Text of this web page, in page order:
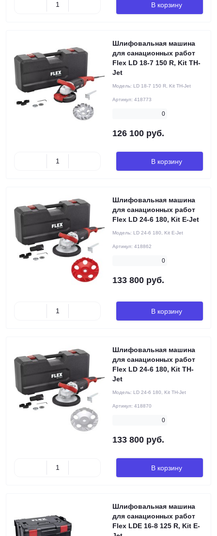
В корзину
Шлифовальная машина
для санационных работ
Flex LD 18-7 150 R, Kit TH-
Jet
Модель: LD 18-7 150 R, Kit TH-Jet
Артикул: 418773
0
126 100 руб.
В корзину
Шлифовальная машина
для санационных работ
Flex LD 24-6 180, Kit E-Jet
Модель: LD 24-6 180, Kit E-Jet
Артикул: 418862
0
133 800 руб.
В корзину
Шлифовальная машина
для санационных работ
Flex LD 24-6 180, Kit TH-
Jet
Модель: LD 24-6 180, Kit TH-Jet
Артикул: 418870
0
133 800 руб.
В корзину
Шлифовальная машина
для санационных работ
Flex LDE 16-8 125 R, Kit E-